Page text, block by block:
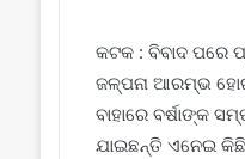
କଟକ : ବିବାଦ ପରେ
ଜଳ୍ପନା ଆରମ୍ଭ
ବାହାରେ ବର୍ଷାଙ୍କ
ଯାଇଛନ୍ତି ଏନେଇ